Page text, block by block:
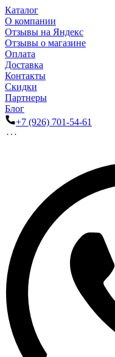
Каталог
О компании
Отзывы на Яндекс
Отзывы о магазине
Оплата
Доставка
Контакты
Скидки
Партнеры
Блог
+7 (926) 701-54-61